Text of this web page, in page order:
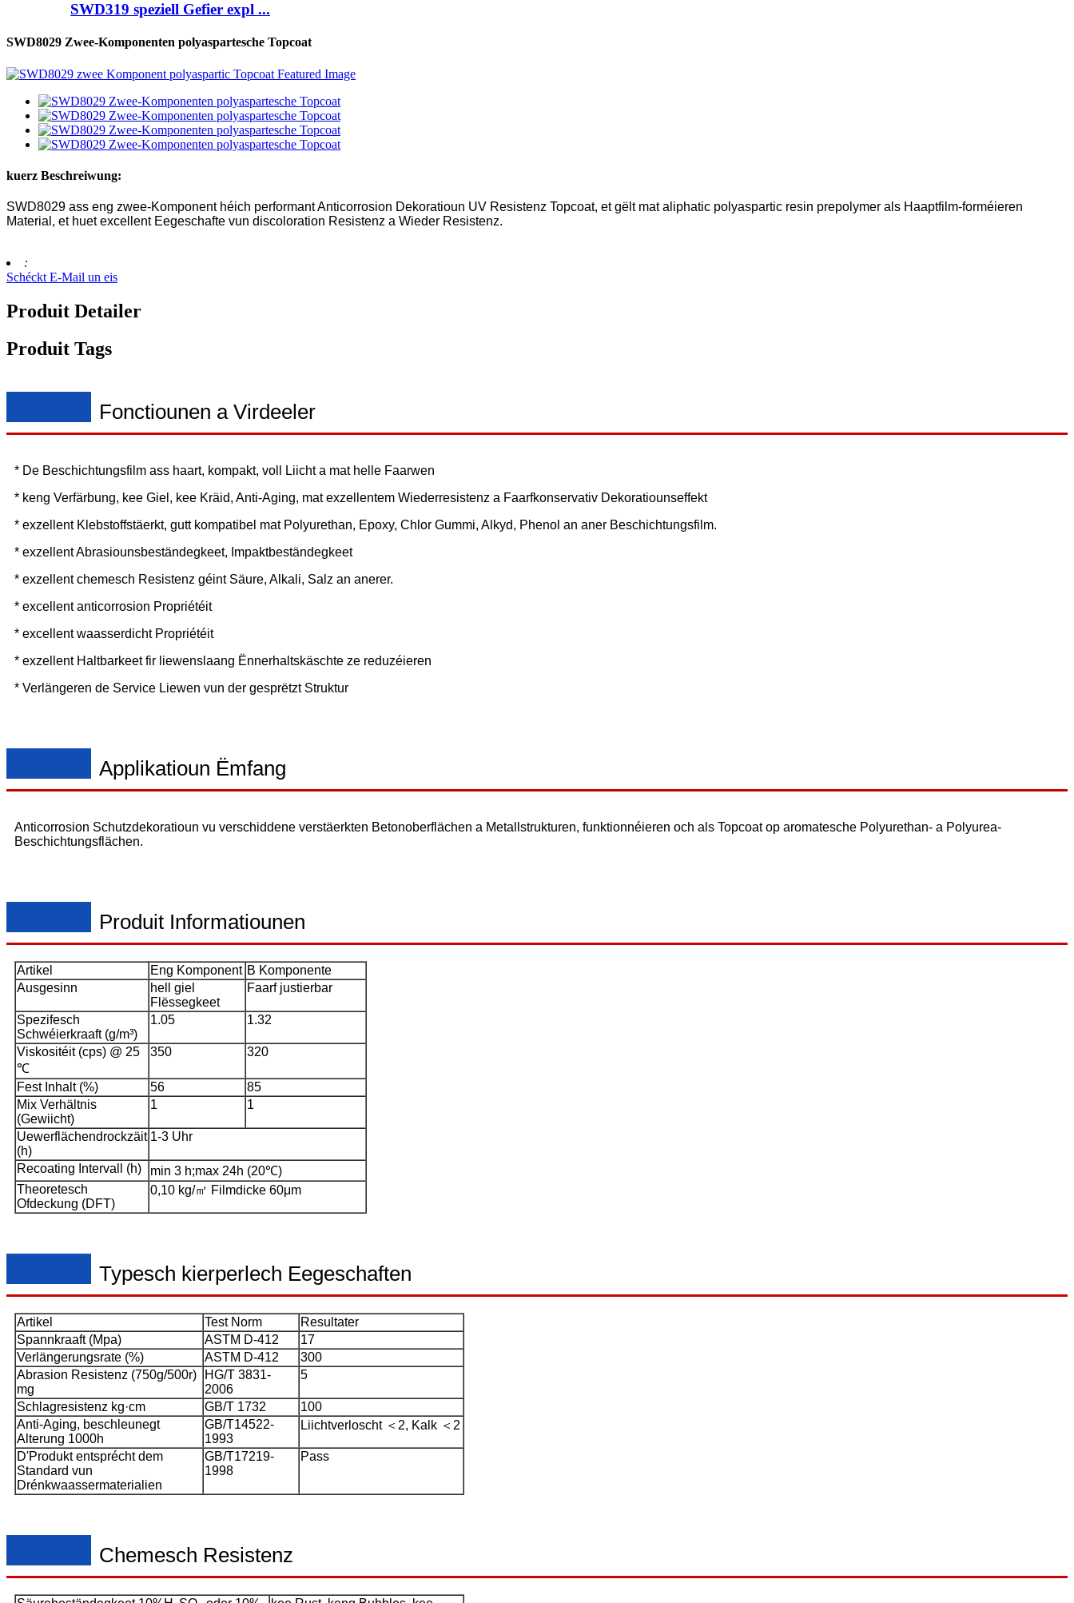
SWD319 speziell Gefier expl ...
SWD8029 Zwee-Komponenten polyaspartesche Topcoat
kuerz Beschreiwung:
SWD8029 ass eng zwee-Komponent héich performant Anticorrosion Dekoratioun UV Resistenz Topcoat, et gëlt mat aliphatic polyaspartic resin prepolymer als Haaptfilm-forméieren
Material, et huet excellent Eegeschafte vun discoloration Resistenz a Wieder Resistenz.
:
Schéckt E-Mail un eis
Produit Detailer
Produit Tags
Fonctiounen a Virdeeler
* De Beschichtungsfilm ass haart, kompakt, voll Liicht a mat helle Faarwen
* keng Verfärbung, kee Giel, kee Kräid, Anti-Aging, mat exzellentem Wiederresistenz a Faarfkonservativ Dekoratiounseffekt
* exzellent Klebstoffstäerkt, gutt kompatibel mat Polyurethan, Epoxy, Chlor Gummi, Alkyd, Phenol an aner Beschichtungsfilm.
* exzellent Abrasiounsbeständegkeet, Impaktbeständegkeet
* exzellent chemesch Resistenz géint Säure, Alkali, Salz an anerer.
* excellent anticorrosion Propriétéit
* excellent waasserdicht Propriétéit
* exzellent Haltbarkeet fir liewenslaang Ënnerhaltskäschte ze reduzéieren
* Verlängeren de Service Liewen vun der gesprëtzt Struktur
Applikatioun Ëmfang
Anticorrosion Schutzdekoratioun vu verschiddene verstäerkten Betonoberflächen a Metallstrukturen, funktionnéieren och als Topcoat op aromatesche Polyurethan- a Polyurea-
Beschichtungsflächen.
Produit Informatiounen
Artikel Eng Komponent B Komponente
Ausgesinn
hell giel
Flëssegkeet
Faarf justierbar
Spezifesch
Schwéierkraaft (g/m³)
1.05 1.32
Viskositéit (cps) @ 25
℃
350 320
Fest Inhalt (%) 56
85
Mix Verhältnis
(Gewiicht)
1 1
Uewerflächendrockzäit
(h)
1-3 Uhr
Recoating Intervall (h)
min 3 h;max 24h (20℃)
Theoretesch
Ofdeckung (DFT)
0,10 kg/㎡ Filmdicke 60μm
Typesch kierperlech Eegeschaften
Artikel Test Norm
Resultater
Spannkraaft (Mpa)
ASTM D-412
17
Verlängerungsrate (%)
ASTM D-412
300
Abrasion Resistenz (750g/500r)
mg
HG/T 3831-
2006
5
Schlagresistenz kg·cm GB/T 1732
100
Anti-Aging, beschleunegt
Alterung 1000h
GB/T14522-
1993
Liichtverloscht ＜2, Kalk ＜2
D'Produkt entsprécht dem
Standard vun
Drénkwaassermaterialien
GB/T17219-
1998
Pass
Chemesch Resistenz